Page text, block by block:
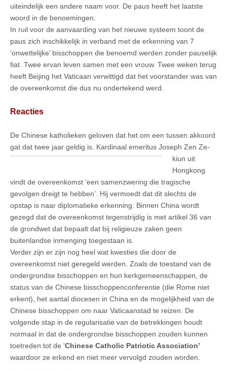
uiteindelijk een andere naam voor. De paus heeft het laatste
woord in de benoemingen.
In ruil voor de aanvaarding van het nieuwe systeem toont de
paus zich inschikkelijk in verband met de erkenning van 7
‘onwettelijke’ bisschoppen die benoemd werden zonder pauselijk
fiat. Twee ervan leven samen met een vrouw. Twee weken terug
heeft Beijing het Vaticaan verwittigd dat het voorstander was van
de overeenkomst die dus nu ondertekend werd.
Reacties
De Chinese katholieken geloven dat het om een tussen akkoord
gat dat twee jaar geldig is. Kardinaal emeritus Joseph Zen Ze-
kiun uit
Hongkong
vindt de overeenkomst ‘een samenzwering die tragische
gevolgen dreigt te hebben’. Hij vermoedt dat dit slechts de
opstap is naar diplomatieke erkenning. Binnen China wordt
gezegd dat de overeenkomst tegenstrijdig is met artikel 36 van
de grondwet dat bepaalt dat bij religieuze zaken geen
buitenlandse inmenging toegestaan is.
Verder zijn er zijn nog heel wat kwesties die door de
overeenkomst niet geregeld werden. Zoals de toestand van de
ondergrondse bisschoppen en hun kerkgemeenschappen, de
status van de Chinese bisschoppenconferentie (die Rome niet
erkent), het aantal diocesen in China en de mogelijkheid van de
Chinese bisschoppen om naar Vaticaanstad te reizen. De
volgende stap in de regularisatie van de betrekkingen houdt
normaal in dat de ondergrondse bisschoppen zouden kunnen
toetreden tot de ‘Chinese Catholic Patriotic Association’
waardoor ze erkend en niet meer vervolgd zouden worden.